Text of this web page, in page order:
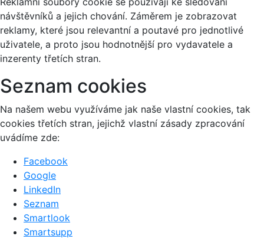
návštěvníků a jejich chování. Záměrem je zobrazovat
reklamy, které jsou relevantní a poutavé pro jednotlivé
uživatele, a proto jsou hodnotnější pro vydavatele a
inzerenty třetích stran.
Seznam cookies
Na našem webu využíváme jak naše vlastní cookies, tak
cookies třetích stran, jejichž vlastní zásady zpracování
uvádíme zde:
Facebook
Google
LinkedIn
Seznam
Smartlook
Smartsupp